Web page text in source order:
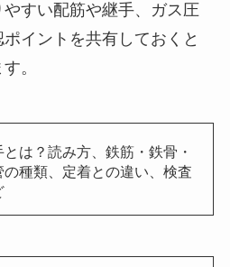
すい配筋や継手、ガス圧
イントを共有しておくと
。
とは？読み方、鉄筋・鉄骨・
の種類、定着との違い、検査